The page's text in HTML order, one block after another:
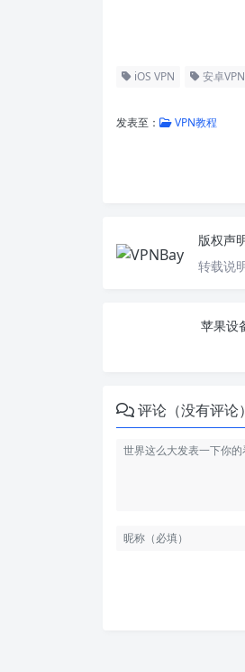
iOS VPN 安卓VPN
发表至： VPN教程
版权声
转载说
苹果设
评论（没有评论）